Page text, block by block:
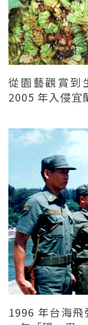
從園藝觀賞到
2005 年入侵宜
1996 年台海